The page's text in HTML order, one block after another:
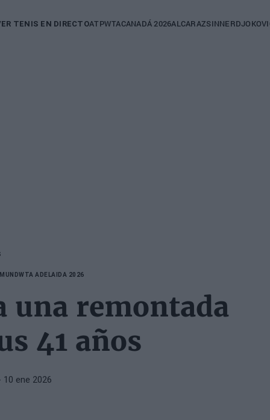
TENIS EN DIRECTOATPWTACANADÁ 2026ALCARAZSINNER
WTA ADELAIDA 2026
una remontada
41 años
10 ene 2026